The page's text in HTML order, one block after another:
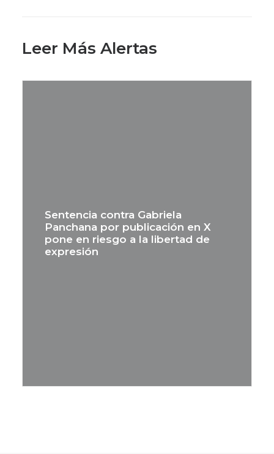
Leer Más Alertas
Sentencia contra Gabriela
Panchana por publicación en X
pone en riesgo a la libertad de
expresión